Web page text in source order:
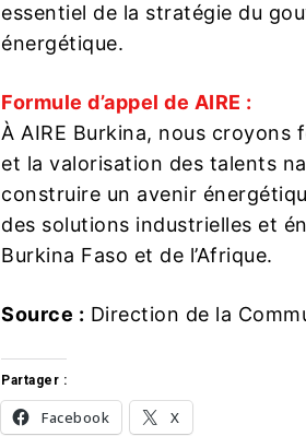
essentiel de la stratégie du
énergétique.
Formule d’appel de AIRE :
À AIRE Burkina, nous croyons
et la valorisation des talents
construire un avenir
des solutions industrielles et
Burkina Faso et de l’Afrique.
Source : Direction de la
Partager :
Facebook X